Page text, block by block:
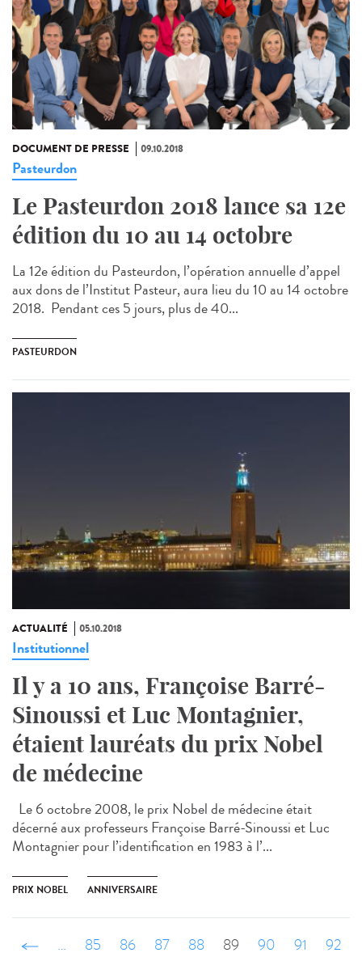
DOCUMENT DE PRESSE 09.10.2018
Pasteurdon
Le Pasteurdon 2018 lance sa 12e
édition du 10 au 14 octobre
La 12e édition du Pasteurdon, l’opération annuelle d’appel
aux dons de l’Institut Pasteur, aura lieu du 10 au 14 octobre
2018. Pendant ces 5 jours, plus de 40...
PASTEURDON
ACTUALITÉ 05.10.2018
Institutionnel
Il y a 10 ans, Françoise Barré-
Sinoussi et Luc Montagnier,
étaient lauréats du prix Nobel
de médecine
Le 6 octobre 2008, le prix Nobel de médecine était
décerné aux professeurs Françoise Barré-Sinoussi et Luc
Montagnier pour l’identification en 1983 à l’...
PRIX NOBEL ANNIVERSAIRE
‹ précédent
… 85 86 87 88 89 90 91
92